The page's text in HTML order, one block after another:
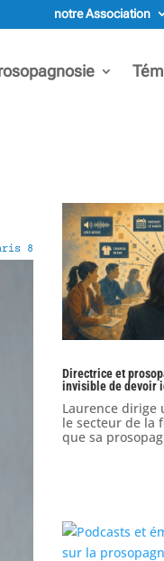
notre Association
8
Directrice et
invisible de devoir
Laurence dirige
le secteur de la
que sa